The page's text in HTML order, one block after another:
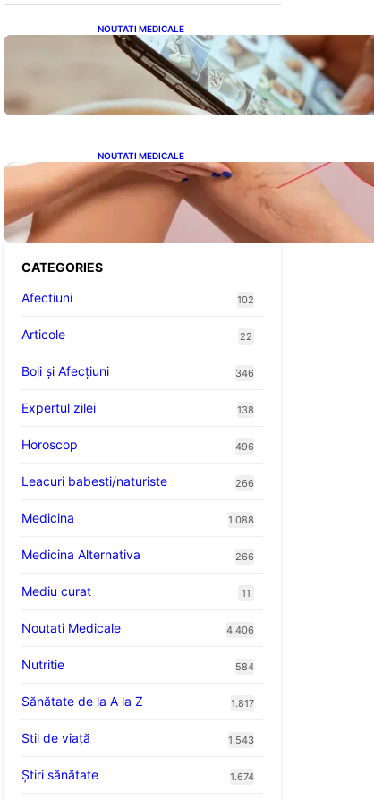
NOUTATI MEDICALE
Revoluția Bateriilor pentru
Telefoane: Avantaje,
Provocări și Viitorul
Tehnologiei Energetice
NOUTATI MEDICALE
Varicele și Umflarea
Picioarelor pe Caniculă:
Înțelegerea Simptomelor și
Măsurilor de Prevenție
CATEGORIES
Afectiuni
102
Articole 22
Boli și Afecțiuni 346
Expertul zilei 138
Horoscop 496
Leacuri babesti/naturiste 266
Medicina 1.088
Medicina Alternativa 266
Mediu curat 11
Noutati Medicale 4.406
Nutritie 584
Sănătate de la A la Z 1.817
Stil de viaţă 1.543
Ştiri sănătate 1.674